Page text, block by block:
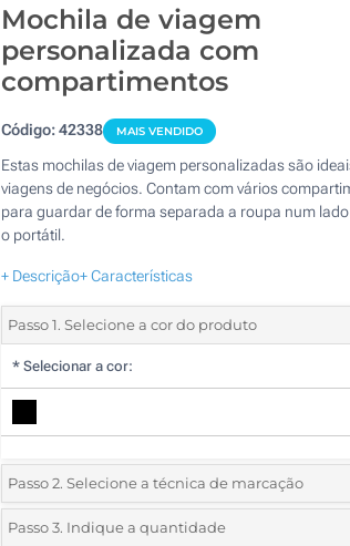
Mochila de viagem
personalizada com
compartimentos
Código:42338 MAIS VENDIDO
Estas mochilas de viagem personalizadas são
viagens de negócios. Contam com vários
para guardar de forma separada a roupa num
o portátil.
+ Descrição+ Características
Passo 1. Selecione a cor do produto
* Selecionar a cor:
Passo 2. Selecione a técnica de marcação
*Selecione o tipo de marcação e as cores do
Passo 3. Indique a quantidade